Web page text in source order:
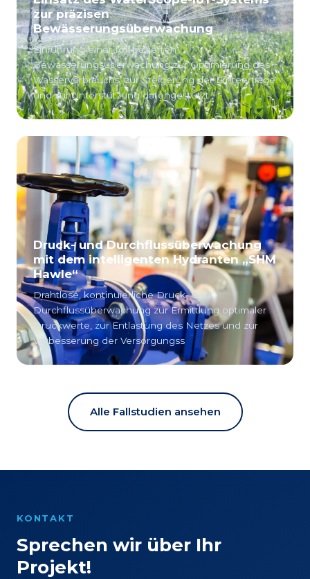
zur präzisen
Bewässerungsüberwachung
Einführung einer IoT-basierten
Bewässerungsüberwachung zur Optimierung des
Wasserverbrauchs, zur Steigerung der Ernteerträge
und zur Unterstützung datengestützt
Druck- und Durchflussüberwachung
mit dem intelligenten Hydranten „SHM
Hawle“
Drahtlose, kontinuierliche Druck- und
Durchflussüberwachung zur Ermittlung optimaler
Druckwerte, zur Entlastung des Netzes und zur
Verbesserung der Versorgungss
Alle Fallstudien ansehen
KONTAKT
Sprechen wir über Ihr
Projekt!